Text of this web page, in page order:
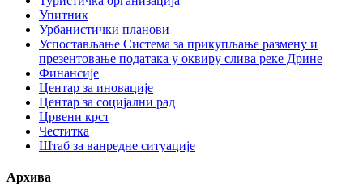
Упитник
Урбанистички планови
Успостављање Система за прикупљање размену и
презентовање података у оквиру слива реке Дрине
Финансије
Центар за иновације
Центар за социјални рад
Црвени крст
Честитка
Штаб за ванредне ситуације
Архива